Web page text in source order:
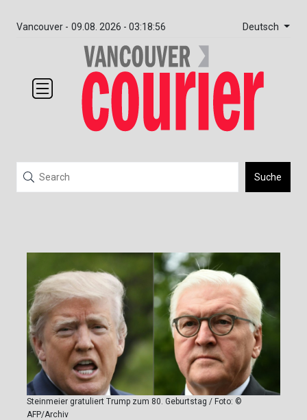
Vancouver - 09.08. 2026 - 03:18:56 Deutsch
Suche
Steinmeier gratuliert Trump zum 80. Geburtstag / Foto: ©
AFP/Archiv